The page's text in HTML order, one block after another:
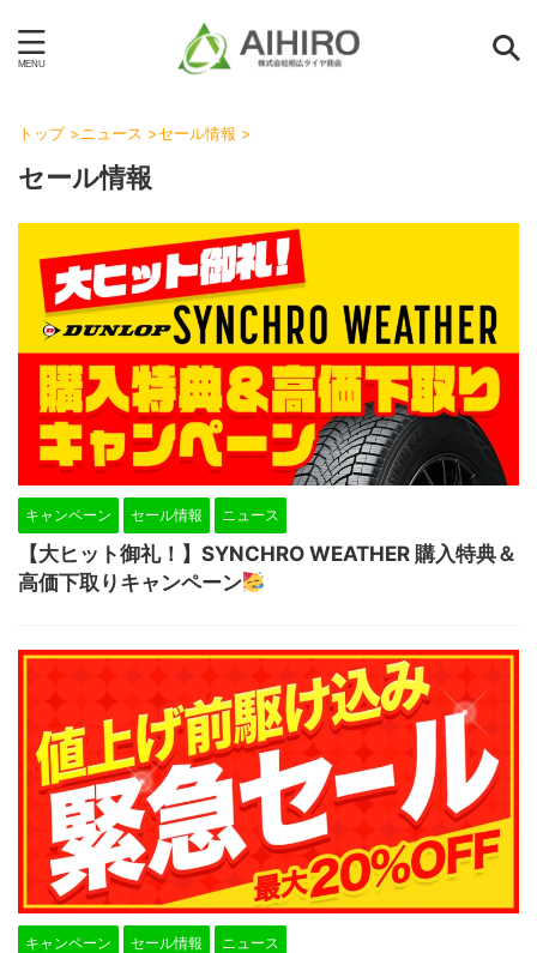
トップ>ニュース >セール情報 >
セール情報
キャンペーン セール情報 ニュース
【大ヒット御礼！】SYNCHRO WEATHER 購入特典＆
高価下取りキャンペーン
キャンペーン セール情報 ニュース